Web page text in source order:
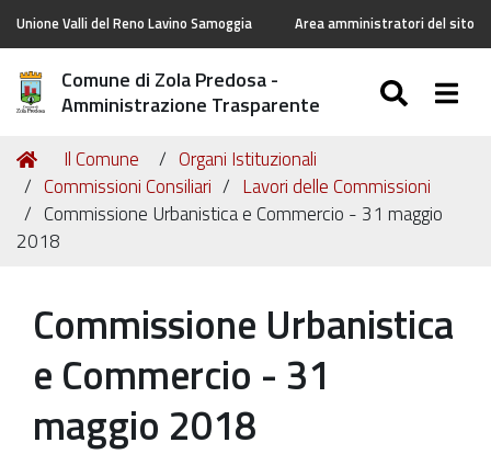
Unione Valli del Reno Lavino Samoggia Area amministratori del sito
Comune di Zola Predosa -
Amministrazione Trasparente
Tu
sei
qui:
Home
Il Comune
Organi Istituzionali
Commissioni Consiliari
Lavori delle Commissioni
Commissione Urbanistica e Commercio - 31 maggio
2018
Commissione Urbanistica
e Commercio - 31
maggio 2018